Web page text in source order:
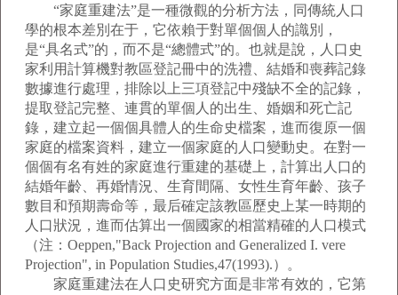
“家庭重建法”是一種微觀的分析方法，同傳統人口
學的根本差別在于，它依賴于對單個個人的識別，
是“具名式”的，而不是“總體式”的。也就是說，人口史
家利用計算機對教區登記冊中的洗禮、結婚和喪葬記錄
數據進行處理，排除以上三項登記中殘缺不全的記錄，
提取登記完整、連貫的單個人的出生、婚姻和死亡記
錄，建立起一個個具體人的生命史檔案，進而復原一個
家庭的檔案資料，建立一個家庭的人口變動史。在對一
個個有名有姓的家庭進行重建的基礎上，計算出人口的
結婚年齡、再婚情況、生育間隔、女性生育年齡、孩子
數目和預期壽命等，最后確定該教區歷史上某一時期的
人口狀況，進而估算出一個國家的相當精確的人口模式
（注：Oeppen,"Back Projection and Generalized I. vere
Projection", in Population Studies,47(1993).）。
家庭重建法在人口史研究方面是非常有效的，它第